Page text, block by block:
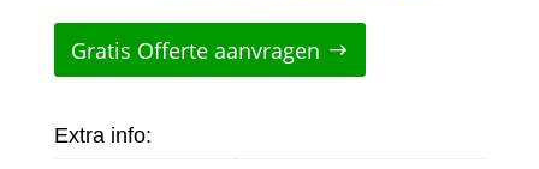
Gratis Offerte aanvragen
Extra info: